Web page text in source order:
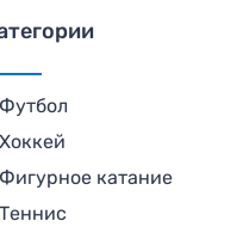
Футбол
Хоккей
Фигурное катание
Теннис